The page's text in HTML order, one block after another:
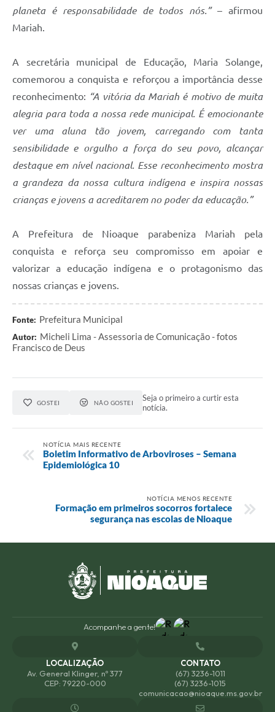
planeta é responsabilidade de todos nós.”– afirmou
Mariah.
A secretária municipal de Educação, Maria Solange,
comemorou a conquista e reforçou a importância desse
reconhecimento: “A vitória da Mariah é motivo de muita
alegria para toda a nossa rede municipal. É emocionante
ver uma aluna tão jovem, carregando com tanta
sensibilidade e orgulho a força do seu povo, alcançar
destaque em nível nacional. Esse reconhecimento mostra
a grandeza da nossa cultura indígena e inspira nossas
crianças e jovens a acreditarem no poder da educação.”
A Prefeitura de Nioaque parabeniza Mariah pela
conquista e reforça seu compromisso em apoiar e
valorizar a educação indígena e o protagonismo das
nossas crianças e jovens.
Fonte: Prefeitura Municipal
Autor: Micheli Lima - Assessoria de Comunicação - fotos
Francisco de Deus
GOSTEI NÃO GOSTEI
Seja o primeiro a curtir esta
notícia.
NOTÍCIA MAIS RECENTE
Boletim Informativo de Arboviroses – Semana
Epidemiológica 10
NOTÍCIA MENOS RECENTE
Formação em primeiros socorros fortalece
segurança nas escolas de Nioaque
Acompanhe a gente!
LOCALIZAÇÃO
Av. General Klinger, nº 377
CEP: 79220-000
CONTATO
(67) 3236-1011
(67) 3236-1015
comunicacao@nioaque.ms.gov.br